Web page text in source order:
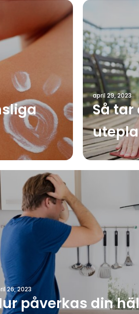
april 29, 2023
Så
26, 2023
påverkas din